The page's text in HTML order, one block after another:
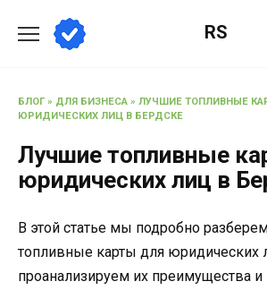
содержанию
RS
БЛОГ» ДЛЯ БИЗНЕСА » ЛУЧШИЕ ТОПЛИВНЫЕ
ЮРИДИЧЕСКИХ ЛИЦ В БЕРДСКЕ
Лучшие топливные
юридических лиц в
В этой статье мы подробно
топливные карты для юридических
проанализируем их преимущества и